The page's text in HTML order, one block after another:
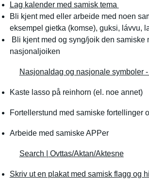
Lag kalender med samisk tema
Bli kjent med eller arbeide med noen
eksempel gietka (komse), guksi, lávvu,
Bli kjent med og syng/joik den
nasjonaljoiken
Nasjonaldag og nasjonale symboler
Kaste lasso på reinhorn (el. noe annet)
Fortellerstund med samiske fortellinger
Arbeide med samiske APPer
Search | Ovttas/Aktan/Aktesne
Skriv ut en plakat med samisk flagg og